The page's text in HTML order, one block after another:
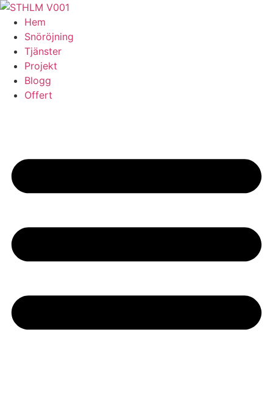
Skip
content
Hem
Snöröjning
Tjänster
Projekt
Blogg
Offert